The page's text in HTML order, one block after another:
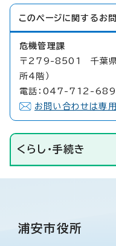
このページに関する お
危機管理課
〒279-8501 千葉県
所4階）
電話：047-712-
お問い合わせは専
くらし・手続き
浦安市役所